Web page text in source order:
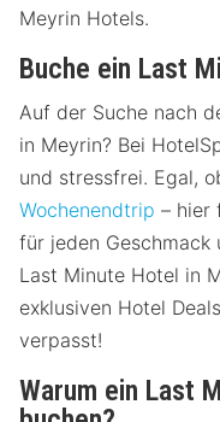
Meyrin Hotels.
Buche ein Last
Auf der Suche nach
in Meyrin? Bei
und stressfrei. Egal,
Wochenendtrip – hier
für jeden Geschmack
Last Minute Hotel in
exklusiven Hotel
verpasst!
Warum ein Last